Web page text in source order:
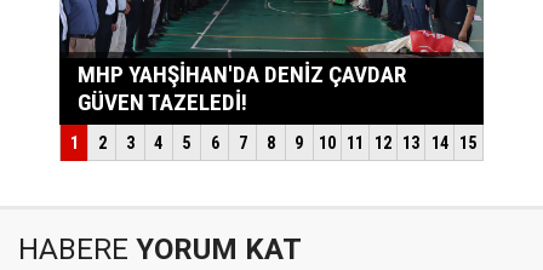
HABERE YORUM KAT